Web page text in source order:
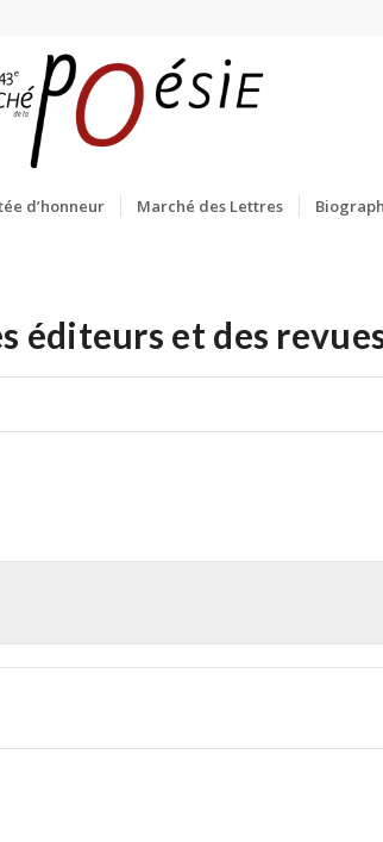
d’honneur Marché des Lettres
éditeurs et des